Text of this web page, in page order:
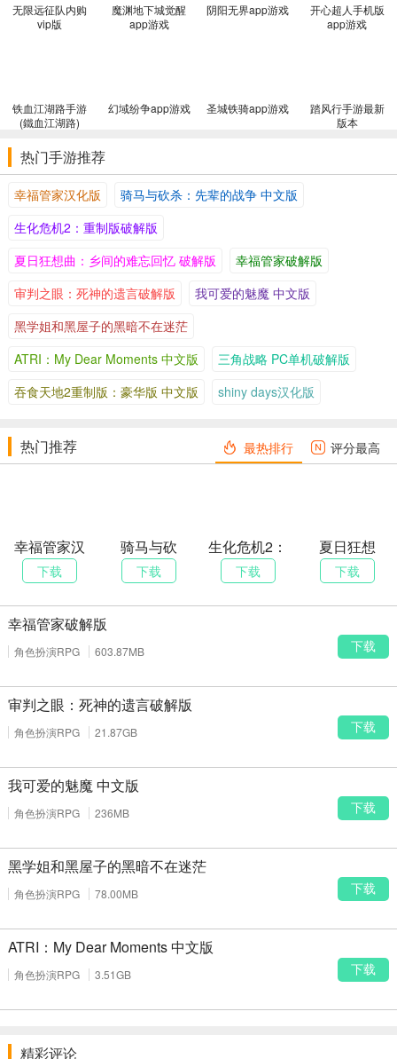
采用经典的回合制战斗玩法，队伍分前后排，武器有攻击距离等设
游戏特色
立绘精美
高速战斗
加入了可选的高速战斗模式，不仅保留上一次的技能设定，还能加
速战斗。
新职业要素
本作作为原作的优化升级版本，也是添加了新职业机械工匠，还有
一些新的元素。
有10个风格迥异的迷宫，而且迷宫的难度不算太低。
版本更新
■实装新功能「自动跳略 」
能。
此外， 自动跳略功能在主动解除前将持续至下一场战斗，练等及收
集道具将更轻松。
■关于在《配置设定》变更指派给按键与按钮操作后显示的操作提示
改善了先前公告的「配置设定」中变更键盘/控制器操作设定后，游
此更新后， 更改设定后的内容能反映在游戏内的各种操作提示。
此外, 在此更新后， 控制器操作的设置会恢复为初期设置， 要请您
重新设定。
■错误修正
修正了在特定条件下道具会消失的现象
小编平常推荐给大家的游戏，其实大部分也只是达到及格线，想要
吧。相信大多数人的感受而言，也是如此，只能慢慢来咯。
无限远征队内购
vip版
魔渊地下城觉醒
app游戏
阴阳无界app游戏
开心超人手机版
app游戏
铁血江湖路手游
(鐵血江湖路)
幻域纷争app游戏 圣城铁骑app游戏
踏风行手游最新
版本
热门手游推荐
幸福管家汉化版
骑马与砍杀：先辈的战争 中文版
生化危机2：重制版破解版
夏日狂想曲：乡间的难忘回忆 破解版
幸福管家破解版
审判之眼：死神的遗言破解版
我可爱的魅魔 中文版
黑学姐和黑屋子的黑暗不在迷茫
ATRI：My Dear Moments 中文版
三角战略 PC单机破解版
吞食天地2重制版：豪华版 中文版
shiny days汉化版
热门推荐 最热排行 评分最高
幸福管家汉
化版
下载
骑马与砍
杀：先辈的
战争 中文版
下载
生化危机2：
重制版破解
版
下载
夏日狂想
曲：乡间的
难忘回忆 破
下载
幸福管家破解版
角色扮演RPG 603.87MB 下载
审判之眼：死神的遗言破解版
角色扮演RPG 21.87GB 下载
我可爱的魅魔 中文版
角色扮演RPG 236MB 下载
黑学姐和黑屋子的黑暗不在迷茫
角色扮演RPG 78.00MB 下载
ATRI：My Dear Moments 中文版
角色扮演RPG 3.51GB 下载
精彩评论